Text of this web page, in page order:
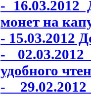
-
монет на
- 15.03.2012
-
удобного
-